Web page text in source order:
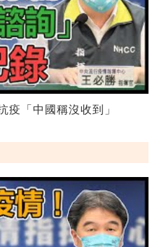
疫「中國稱沒收到」